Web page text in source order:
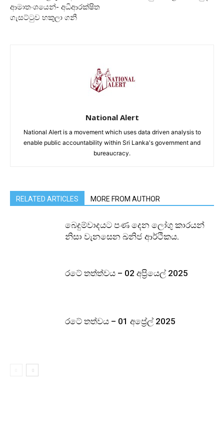
ආමාතංශයෙන්- අධිආරක්ෂිත
ගැසට්‍ටුව හකුලා ගනී
National Alert
National Alert is a movement which uses data driven analysis to
enable public accountability within Sri Lanka's government and
bureaucracy.
RELATED ARTICLES MORE FROM AUTHOR
බෙදුම්වාදයට පණ දෙන ලෝගු කාරයන්
නිසා වැනසෙන ඛනිජ ආර්ථිකය.
රටේ තත්ත්වය – 02 අප්‍රියෙල් 2025
රටේ තත්වය – 01 අප්‍රේල් 2025